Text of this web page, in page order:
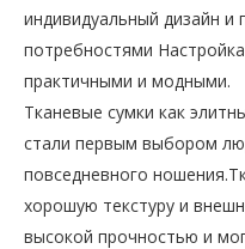
индивидуальный дизайн и
потребностями
практичными и модными.
Тканевые сумки как
стали первым выбором
повседневного
хорошую текстуру и
высокой прочностью и